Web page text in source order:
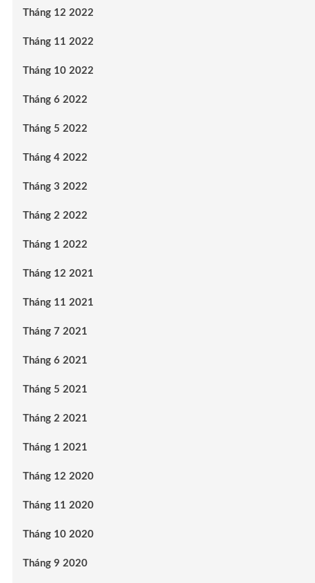
Tháng 12 2022
Tháng 11 2022
Tháng 10 2022
Tháng 6 2022
Tháng 5 2022
Tháng 4 2022
Tháng 3 2022
Tháng 2 2022
Tháng 1 2022
Tháng 12 2021
Tháng 11 2021
Tháng 7 2021
Tháng 6 2021
Tháng 5 2021
Tháng 2 2021
Tháng 1 2021
Tháng 12 2020
Tháng 11 2020
Tháng 10 2020
Tháng 9 2020